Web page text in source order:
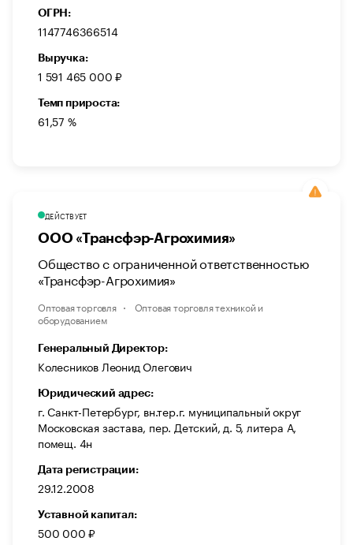
ОГРН:
1147746366514
Выручка:
1 591 465 000 ₽
Темп прироста:
61,57 %
ДЕЙСТВУЕТ
ООО «Трансфэр-Агрохимия»
Общество с ограниченной ответственностью
«Трансфэр-Агрохимия»
Оптовая торговля
Оптовая торговля техникой и
оборудованием
Генеральный Директор:
Колесников Леонид Олегович
Юридический адрес:
г. Санкт-Петербург, вн.тер.г. муниципальный округ
Московская застава, пер. Детский, д. 5, литера А,
помещ. 4н
Дата регистрации:
29.12.2008
Уставной капитал:
500 000 ₽